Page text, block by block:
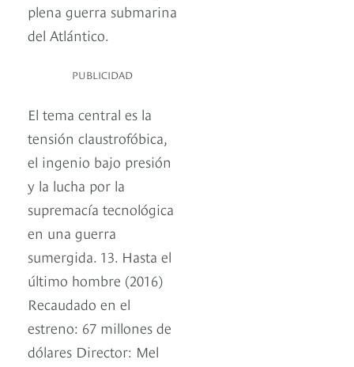
plena guerra submarina
del Atlántico.
PUBLICIDAD
El tema central es la
tensión claustrofóbica,
el ingenio bajo presión
y la lucha por la
supremacía tecnológica
en una guerra
sumergida. 13. Hasta el
último hombre (2016)
Recaudado en el
estreno: 67 millones de
dólares Director: Mel